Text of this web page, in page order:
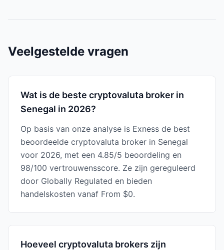
Veelgestelde vragen
Wat is de beste cryptovaluta broker in
Senegal in 2026?
Op basis van onze analyse is Exness de best
beoordeelde cryptovaluta broker in Senegal
voor 2026, met een 4.85/5 beoordeling en
98/100 vertrouwensscore. Ze zijn gereguleerd
door Globally Regulated en bieden
handelskosten vanaf From $0.
Hoeveel cryptovaluta brokers zijn